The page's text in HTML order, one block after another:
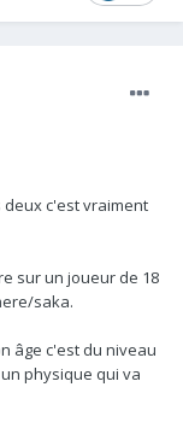
c'est vraiment
sur un joueur de 18
saka.
âge c'est du niveau
physique qui va